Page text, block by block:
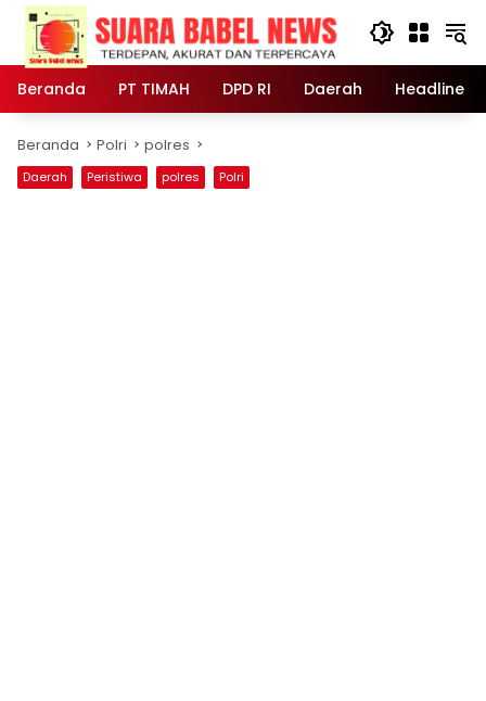
Langsung
konten
Beranda
PT TIMAH DPD RI Daerah Headline
Beranda Polri polres
Daerah Peristiwa polres Polri